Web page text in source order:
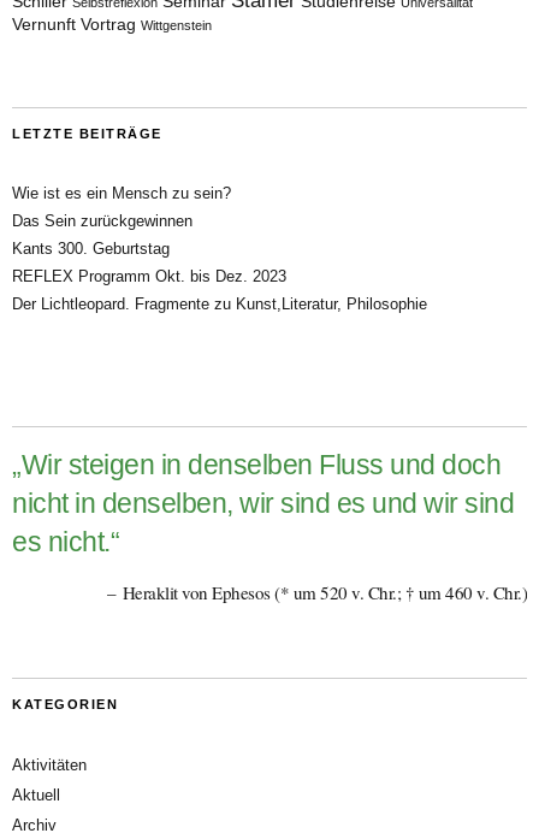
Vernunft Vortrag Wittgenstein
LETZTE BEITRÄGE
Wie ist es ein Mensch zu sein?
Das Sein zurückgewinnen
Kants 300. Geburtstag
REFLEX Programm Okt. bis Dez. 2023
Der Lichtleopard. Fragmente zu Kunst,Literatur, Philosophie
„Wir steigen in denselben Fluss und doch
nicht in denselben, wir sind es und wir sind
es nicht.“
Heraklit von Ephesos (* um 520 v. Chr.; † um 460 v. Chr.)
KATEGORIEN
Aktivitäten
Aktuell
Archiv